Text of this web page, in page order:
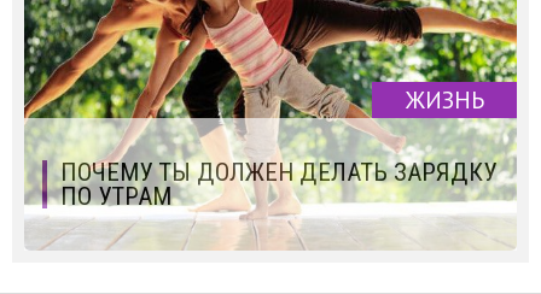
ЖИЗНЬ
ПОЧЕМУ ТЫ ДОЛЖЕН ДЕЛАТЬ ЗАРЯДКУ
ПО УТРАМ